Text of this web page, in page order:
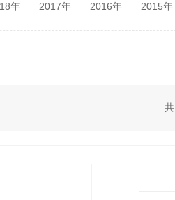
年 2017年 2016年
2015年
共